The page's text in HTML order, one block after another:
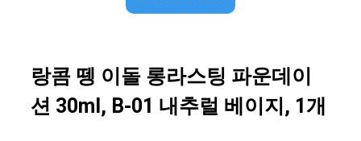
랑콤 뗑 이돌 롱라스팅 파운데이
션 30ml, B-01 내추럴 베이지, 1개